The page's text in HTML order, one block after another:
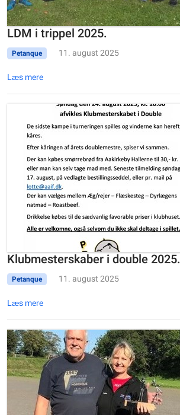
LDM i trippel 2025.
Petanque 11. august 2025
Læs mere
Klubmesterskaber i double 2025.
Petanque 11. august 2025
Læs mere